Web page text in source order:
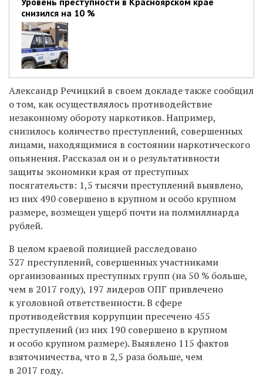
снизился на 10 %
Александр Речицкий в своем докладе также сообщил
о том, как осуществлялось противодействие
незаконному обороту наркотиков. Например,
снизилось количество преступлений, совершенных
лицами, находящимися в состоянии наркотического
опьянения. Рассказал он и о результативности
защиты экономики края от преступных
посягательств: 1,5 тысячи преступлений выявлено,
из них 490 совершено в крупном и особо крупном
размере, возмещен ущерб почти на полмиллиарда
рублей.
В целом краевой полицией расследовано
327 преступлений, совершенных участниками
организованных преступных групп (на 50 % больше,
чем в 2017 году), 197 лидеров ОПГ привлечено
к уголовной ответственности. В сфере
противодействия коррупции пресечено 455
преступлений (из них 190 совершено в крупном
и особо крупном размере). Выявлено 115 фактов
взяточничества, что в 2,5 раза больше, чем
в 2017 году.